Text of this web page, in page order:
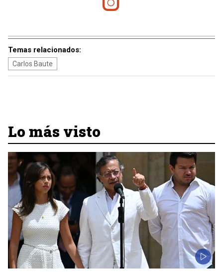
Temas relacionados:
Carlos Baute
Lo más visto